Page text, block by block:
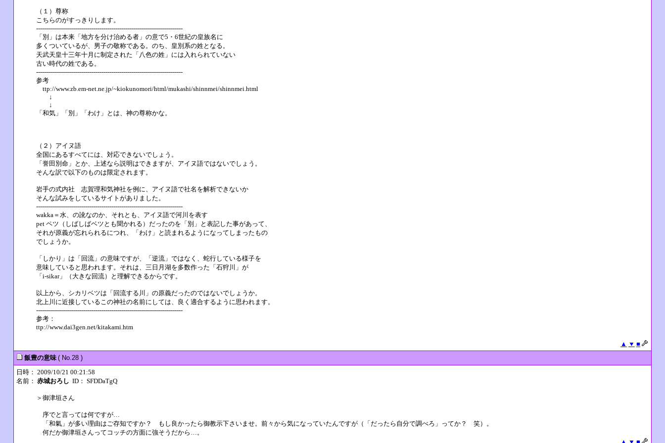
（１）尊称
こちらのがすっきりします。
--------------------------------------------------------------------------
「別」は本来「地方を分け治める者」の意で5・6世紀の皇族名に
多くついているが、男子の敬称である。のち、皇別系の姓となる。
天武天皇十三年十月に制定された「八色の姓」には入れられていない
古い時代の姓である。
--------------------------------------------------------------------------
参考
ttp://www.zb.em-net.ne.jp/~kiokunomori/html/mukashi/shinnmei/shinnmei.html
↓
↓
「和気」「別」「わけ」とは、神の尊称かな。
（２）アイヌ語
全国にあるすべてには、対応できないでしょう。
「誉田別命」とか、上述なら説明はできますが、アイヌ語ではないでしょう。
そんな訳で以下のものは限定されます。
岩手の式内社 志賀理和気神社を例に、アイヌ語で社名を解析できないか
そんな試みをしているサイトがありました。
--------------------------------------------------------------------------
wakka＝水、の訛なのか、それとも、アイヌ語で河川を表す
pet ペツ（しばしばベツとも聞かれる）だったのを「別」と表記した事があって、
それが原義が忘れられるにつれ、「わけ」と読まれるようになってしまったもの
でしょうか。
「しかり」は「回流」の意味ですが、「逆流」ではなく、蛇行している様子を
意味していると思われます。それは、三日月湖を多数作った「石狩川」が
「i-sikar」（大きな回流）と理解できるからです。
以上から、シカリベツは「回流する川」の原義だったのではないでしょうか。
北上川に近接しているこの神社の名前にしては、良く適合するように思われます。
--------------------------------------------------------------------------
参考：
ttp://www.dai3gen.net/kitakami.htm
▲ ▼ ■
飯豊の意味 ( No.28 )
日時： 2009/10/21 00:21:58
名前： 赤城おろし ID： SFDDaTgQ
＞御津垣さん
序でと言っては何ですが…
「和氣」が多い理由はご存知ですか？ もし良かったら御教示下さいませ。前々から気になっていたんですが（「だったら自分で調べろ」ってか？ 笑）。
何だか御津垣さんってコッチの方面に強そうだから…。